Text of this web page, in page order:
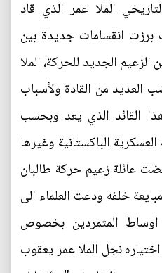
الملا عمر الذي قاد
عاماً، حيث برزت انقسامات جديدة بين
الجديد للحركة، الملا
العديد من القادة ولأسباب
القائد الذي يعد وبحسب
الباكستانية وغيرها
عائلة زعيم حركة طالبان
خلفه ودعت العلماء الى
المتمردين بخصوص
نجل الملا عمر يعقوب